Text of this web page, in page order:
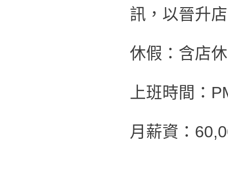
訊，以晉升
休假：含店
上班時間：
月薪資：